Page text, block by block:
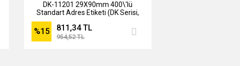
DK-11201 29X90mm 400\'lü
Standart Adres Etiketi (DK Serisi,
%15 811,34 TL
954,52 TL